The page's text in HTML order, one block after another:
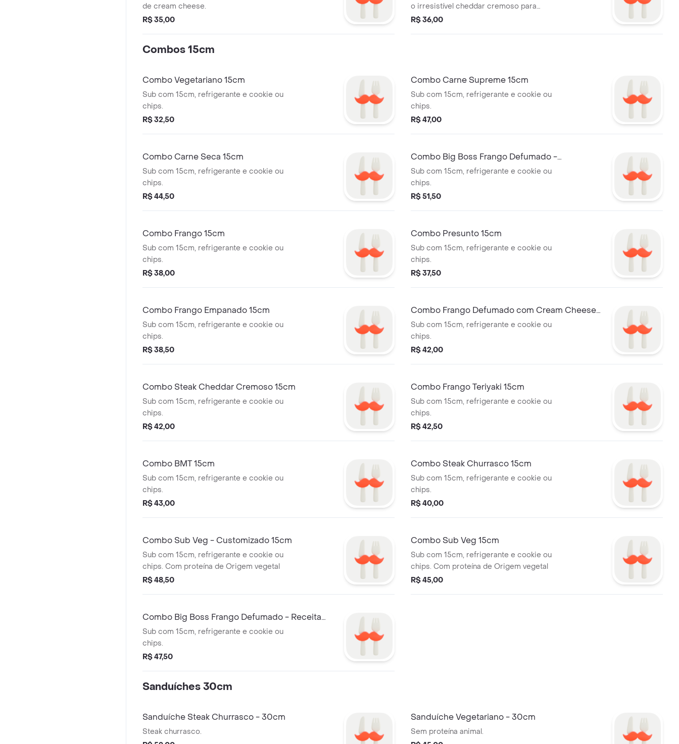
de cream cheese.
R$ 35,00
o irresistível cheddar cremoso para
mandar bem de verdade. 15 cm.
R$ 36,00
Combos 15cm
Combo Vegetariano 15cm
Sub com 15cm, refrigerante e cookie ou
chips.
R$ 32,50
Combo Carne Supreme 15cm
Sub com 15cm, refrigerante e cookie ou
chips.
R$ 47,00
Combo Carne Seca 15cm
Sub com 15cm, refrigerante e cookie ou
chips.
R$ 44,50
Combo Big Boss Frango Defumado -
Customizado 15cm
Sub com 15cm, refrigerante e cookie ou
chips.
R$ 51,50
Combo Frango 15cm
Sub com 15cm, refrigerante e cookie ou
chips.
R$ 38,00
Combo Presunto 15cm
Sub com 15cm, refrigerante e cookie ou
chips.
R$ 37,50
Combo Frango Empanado 15cm
Sub com 15cm, refrigerante e cookie ou
chips.
R$ 38,50
Combo Frango Defumado com Cream Cheese
15cm
Sub com 15cm, refrigerante e cookie ou
chips.
R$ 42,00
Combo Steak Cheddar Cremoso 15cm
Sub com 15cm, refrigerante e cookie ou
chips.
R$ 42,00
Combo Frango Teriyaki 15cm
Sub com 15cm, refrigerante e cookie ou
chips.
R$ 42,50
Combo BMT 15cm
Sub com 15cm, refrigerante e cookie ou
chips.
R$ 43,00
Combo Steak Churrasco 15cm
Sub com 15cm, refrigerante e cookie ou
chips.
R$ 40,00
Combo Sub Veg - Customizado 15cm
Sub com 15cm, refrigerante e cookie ou
chips. Com proteína de Origem vegetal
R$ 48,50
Combo Sub Veg 15cm
Sub com 15cm, refrigerante e cookie ou
chips. Com proteína de Origem vegetal
R$ 45,00
Combo Big Boss Frango Defumado - Receita
Big Boss 15cm
Sub com 15cm, refrigerante e cookie ou
chips.
R$ 47,50
Sanduíches 30cm
Sanduíche Steak Churrasco - 30cm
Steak churrasco.
Sanduíche Vegetariano - 30cm
Sem proteína animal.